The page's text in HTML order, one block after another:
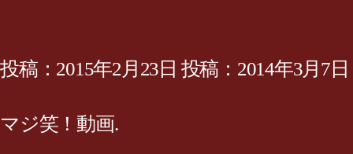
投稿：2015年2月23日 投稿：2014年3月7日
マジ笑！動画.